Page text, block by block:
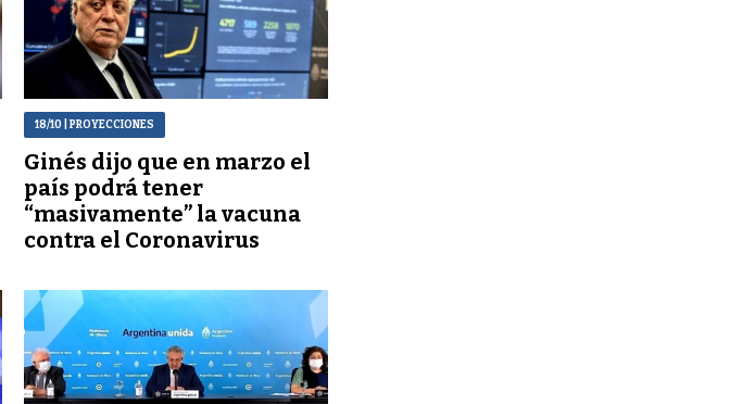
18/10 | PROYECCIONES
Ginés dijo que en marzo el
país podrá tener
“masivamente” la vacuna
contra el Coronavirus